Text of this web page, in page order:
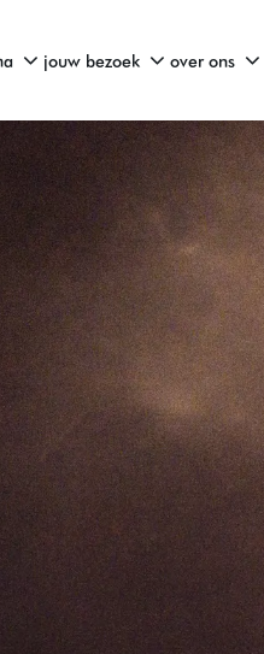
jouw bezoek over ons